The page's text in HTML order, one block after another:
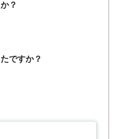
？
ですか？